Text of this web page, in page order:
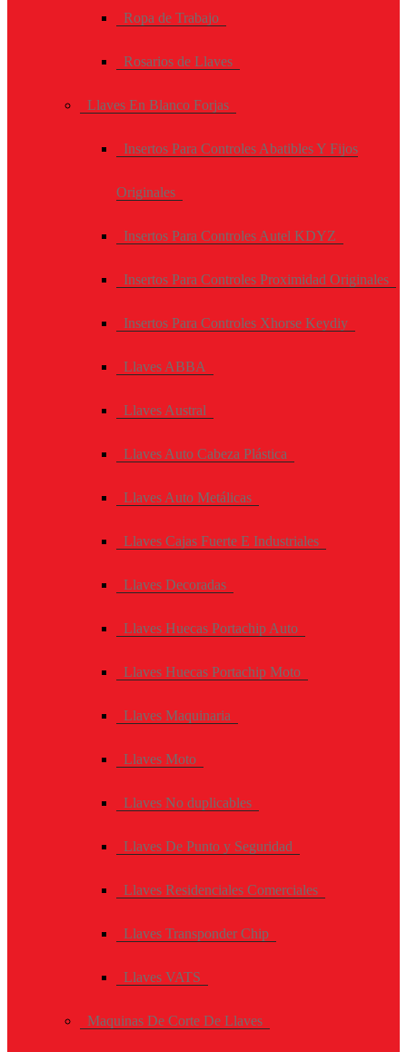
Ropa de Trabajo
Rosarios de Llaves
Llaves En Blanco Forjas
Insertos Para Controles Abatibles Y Fijos
Originales
Insertos Para Controles Autel KDYZ
Insertos Para Controles Proximidad Originales
Insertos Para Controles Xhorse Keydiy
Llaves ABBA
Llaves Austral
Llaves Auto Cabeza Plástica
Llaves Auto Metálicas
Llaves Cajas Fuerte E Industriales
Llaves Decoradas
Llaves Huecas Portachip Auto
Llaves Huecas Portachip Moto
Llaves Maquinaria
Llaves Moto
Llaves No duplicables
Llaves De Punto y Seguridad
Llaves Residenciales Comerciales
Llaves Transponder Chip
Llaves VATS
Maquinas De Corte De Llaves